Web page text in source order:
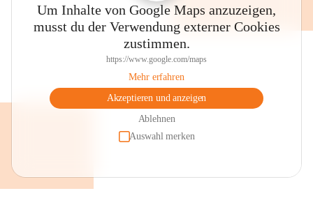
Um Inhalte von Google Maps anzuzeigen,
musst du der Verwendung externer Cookies
zustimmen.
https://www.google.com/maps
Mehr erfahren
Akzeptieren und anzeigen
Ablehnen
Auswahl merken